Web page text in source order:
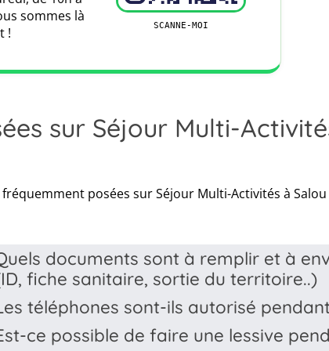
Leaflet Map data ©OpenStreetMapcontributors
HanseMerkur. L’assureur HanseMerkur
qui propose des solutions sur mesure aux
rapide des sinistres, nous avons déjà
sécurité au cours des dernières années.
à l'étranger. Pour assurer parfaitement
recommandons notre protection 5 étoiles
d’une assurance voyage, uneassurance
sommes là
!
SCANNE-MOI
sur Séjour Multi-
posées sur Séjour Multi-Activités à
documents sont à remplir et à
fiche sanitaire, sortie du territoire..)
documents nécessaires sont accessibles sur votre
téléphones sont-ils autorisé
mais toujours en dehors des activités dispensées
ce possible de faire une lessive